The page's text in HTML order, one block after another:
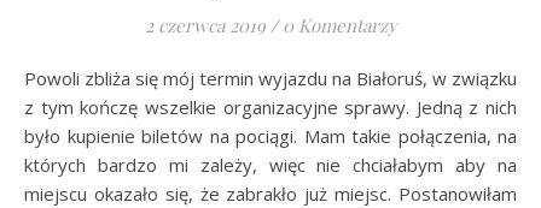
2 czerwca 2019 / 0 Komentarzy
Powoli zbliża się mój termin wyjazdu na Białoruś, w związku
z tym kończę wszelkie organizacyjne sprawy. Jedną z nich
było kupienie biletów na pociągi. Mam takie połączenia, na
których bardzo mi zależy, więc nie chciałabym aby na
miejscu okazało się, że zabrakło już miejsc. Postanowiłam